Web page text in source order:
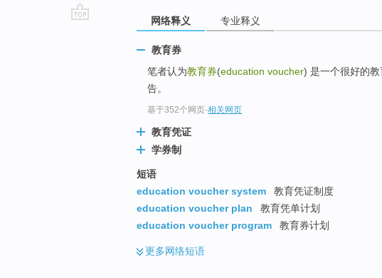
网络释义 专业释义
教育券
笔者认为教育券(education voucher) 是一个很好的
告。
基于352个网页-相关网页
教育凭证
学券制
短语
education voucher system
教育凭证制度
education voucher plan
教育凭单计划
education voucher program
教育券计划
更多网络短语